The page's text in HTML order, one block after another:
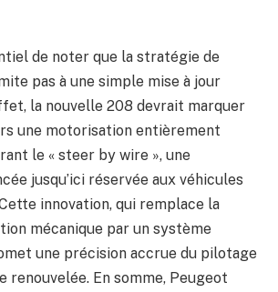
de noter que la stratégie de
pas à une simple mise à jour
la nouvelle 208 devrait marquer
une motorisation entièrement
le « steer by wire », une
jusqu’ici réservée aux véhicules
innovation, qui remplace la
mécanique par un système
une précision accrue du pilotage
renouvelée. En somme, Peugeot